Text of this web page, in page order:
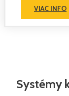
VIAC INFO
Systémy